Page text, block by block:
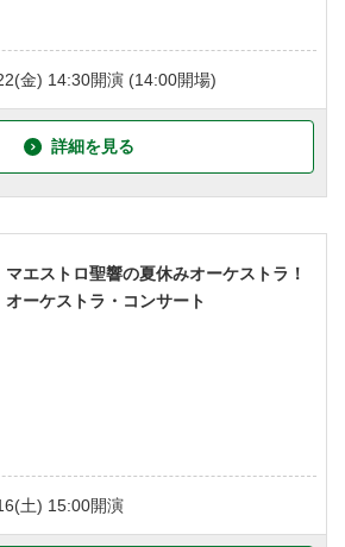
(金) 14:30開演 (14:00開場)
詳細を見る
マエストロ聖響の夏休みオーケストラ！
オーケストラ・コンサート
(土) 15:00開演